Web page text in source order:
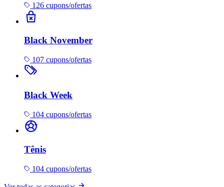
126 cupons/ofertas
Black November
107 cupons/ofertas
Black Week
104 cupons/ofertas
Tênis
104 cupons/ofertas